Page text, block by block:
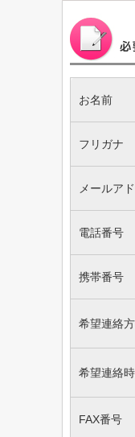
お名前
フリガナ
メールア
電話番号
携帯番号
希望連絡
希望連絡
FAX番号